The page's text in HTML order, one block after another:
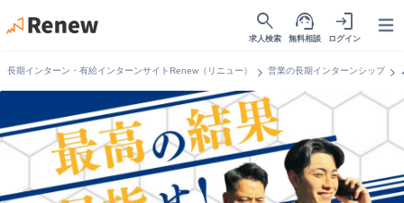
search
求人検索
support_agent
無料相談
login
ログイン
長期インターン・有給インターンサイトRenew（リニュー） chevron_right 営業の長期インターンシップchevron_right